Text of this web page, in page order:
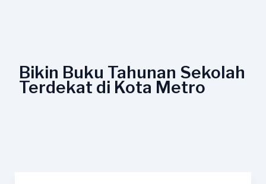
Bikin Buku Tahunan Sekolah
Terdekat di Kota Metro